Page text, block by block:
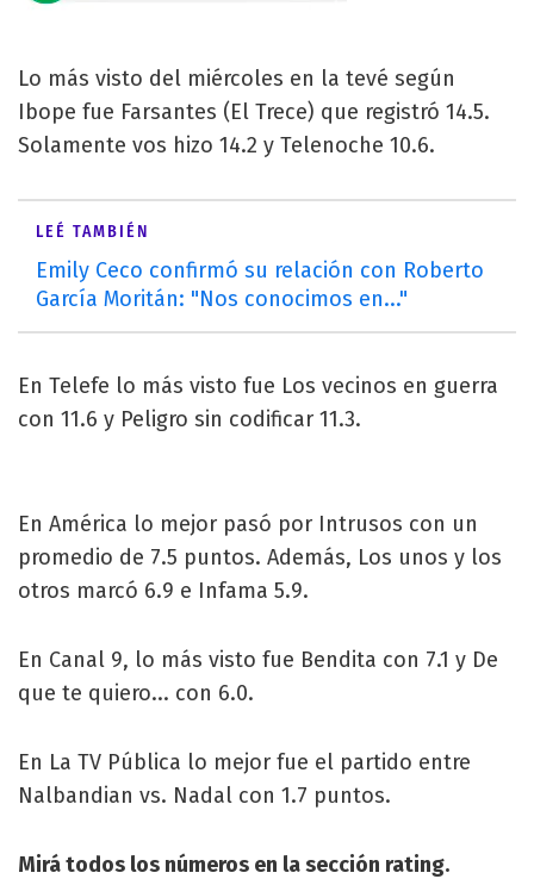
Lo más visto del miércoles en la tevé según
Ibope fue Farsantes (El Trece) que registró 14.5.
Solamente vos hizo 14.2 y Telenoche 10.6.
LEÉ TAMBIÉN
Emily Ceco confirmó su relación con Roberto
García Moritán: "Nos conocimos en..."
En Telefe lo más visto fue Los vecinos en guerra
con 11.6 y Peligro sin codificar 11.3.
En América lo mejor pasó por Intrusos con un
promedio de 7.5 puntos. Además, Los unos y los
otros marcó 6.9 e Infama 5.9.
En Canal 9, lo más visto fue Bendita con 7.1 y De
que te quiero... con 6.0.
En La TV Pública lo mejor fue el partido entre
Nalbandian vs. Nadal con 1.7 puntos.
Mirá todos los números en la sección rating.